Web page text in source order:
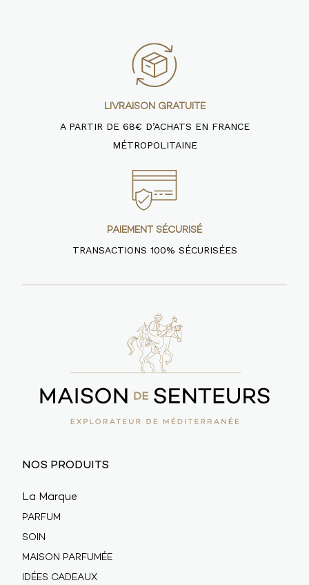
LIVRAISON GRATUITE
A PARTIR DE 68€ D’ACHATS EN FRANCE
MÉTROPOLITAINE
PAIEMENT SÉCURISÉ
TRANSACTIONS 100% SÉCURISÉES
NOS PRODUITS
La Marque
PARFUM
SOIN
MAISON PARFUMÉE
IDÉES CADEAUX